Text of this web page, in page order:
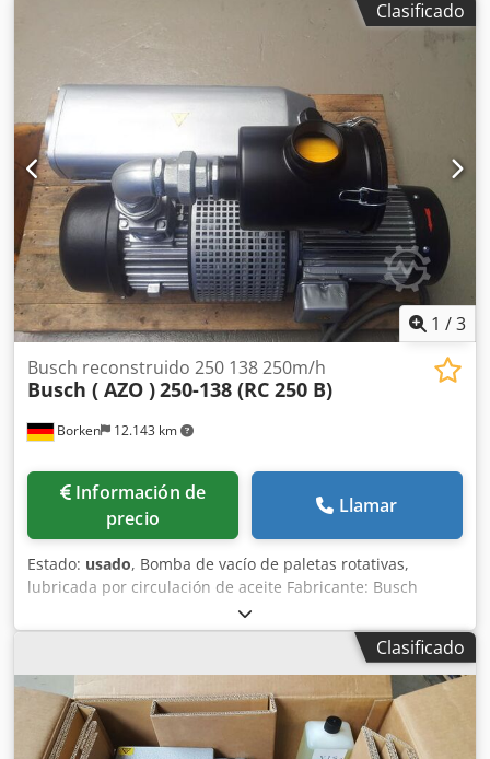
Incluye: revisión y sustitución del motor, nueva capa de
pintura, revisión eléctrica Plazo de entrega: disponible en
Clasificado
1 /3
Borken 12.143 km
Busch reconstruido 250 138 250m/h
Busch ( AZO )250-138 (RC 250 B)
Información de
precio
Llamar
Estado: usado, Bomba de vacío de paletas rotativas,
lubricada por circulación de aceite Fabricante: Busch
Modelo: 250-138 (RC 250 B) Estado: Revisada Garantía: 12
meses Capacidad de aspiración: aprox. 250 m³/h Presión
final: aprox. 20 mbar Fluido de operación: Aceite mineral
Accesorios: Filtro de aspiración Nivel de aceite (aceite
mineral) Dcedpfx Agjbalffeqok Manual de instrucciones
Plazo de entrega: disponible en stock (Se reserva el
derecho a venta previa, hay varias unidades disponibles)
Clasificado